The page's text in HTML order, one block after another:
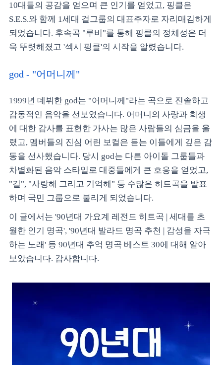
10대들의 공감을 얻으며 큰 인기를 얻었고, 핑클은
S.E.S.와 함께 1세대 걸그룹의 대표주자로 자리매김하게
되었습니다. 후속곡 "루비"를 통해 핑클의 정체성은 더
욱 뚜렷해졌고 '섹시 핑클'의 시작을 알렸습니다.
god - "어머니께"
1999년 데뷔한 god는 "어머니께"라는 곡으로 진솔하고
감동적인 음악을 선보였습니다. 어머니의 사랑과 희생
에 대한 감사를 표현한 가사는 많은 사람들의 심금을 울
렸고, 멤버들의 진심 어린 보컬은 듣는 이들에게 깊은 감
동을 선사했습니다. 당시 god는 다른 아이돌 그룹들과
차별화된 음악 스타일로 대중들에게 큰 호응을 얻었고,
"길", "사랑해 그리고 기억해" 등 수많은 히트곡을 발표
하며 국민 그룹으로 불리게 되었습니다.
이 글에서는 '90년대 가요계 레전드 히트곡 | 세대를 초
월한 인기 명곡', '90년대 발라드 명곡 추천 | 감성을 자극
하는 노래' 등 90년대 추억 명곡 베스트 30에 대해 알아
보았습니다. 감사합니다.